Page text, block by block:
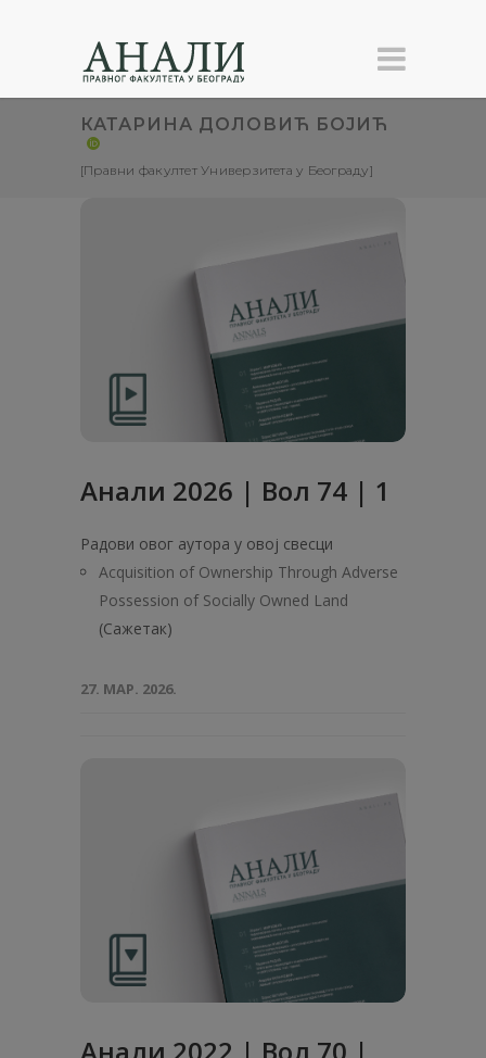
КАТАРИНА ДОЛОВИЋ БОЈИЋ
[Правни факултет Универзитета у Београду]
Анали 2026 | Вол 74 | 1
Радови овог аутора у овој свесци
Acquisition of Ownership Through Adverse
Possession of Socially Owned Land
(Сажетак)
27. МАР. 2026.